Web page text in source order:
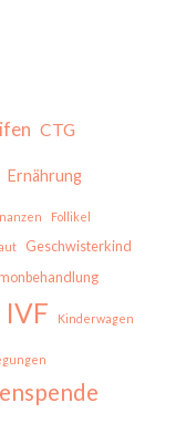
CTG
Ernährung
Follikel
Geschwisterkind
IVF Kinderwagen